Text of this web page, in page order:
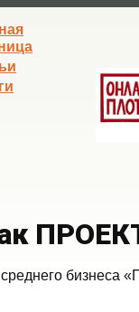
бизнеса